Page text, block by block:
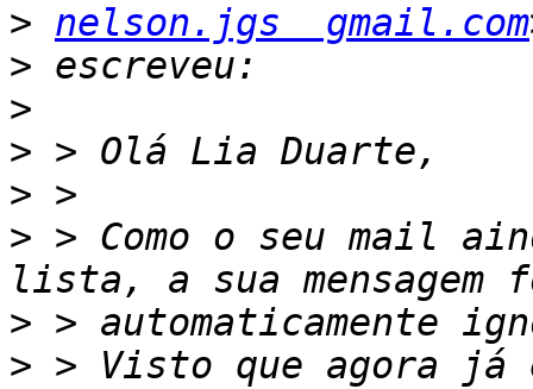
> nelson.jgs  gmail.com
>
>
>
>
> > Como o seu mail
>
> > Visto que agora